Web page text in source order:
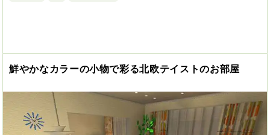
鮮やかなカラーの小物で彩る北欧テイストのお部屋